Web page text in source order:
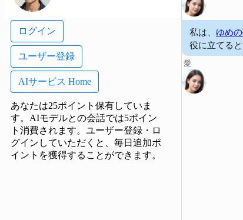
ログイン
ユーザー登録
AIサービス Home
あなたは25ポイント保有していま
す。AIモデルとの会話では5ポイン
ト消費されます。 ユーザー登録・ロ
グインしていただくと、毎日追加ポ
イントを獲得することができます。
私は、 ゆめ
役に立てると
愛